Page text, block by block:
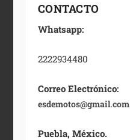
CONTACTO
Whatsapp:
2222934480
Correo Electrónico:
esdemotos@gmail.com
Puebla, México.